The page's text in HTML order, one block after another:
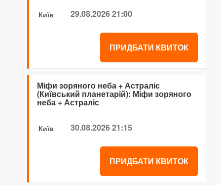
Київ 29.08.2026 21:00
ПРИДБАТИ КВИТОК
Міфи зоряного неба + Астраліс
(Київський планетарій): Міфи зоряного
неба + Астраліс
Київ 30.08.2026 21:15
ПРИДБАТИ КВИТОК